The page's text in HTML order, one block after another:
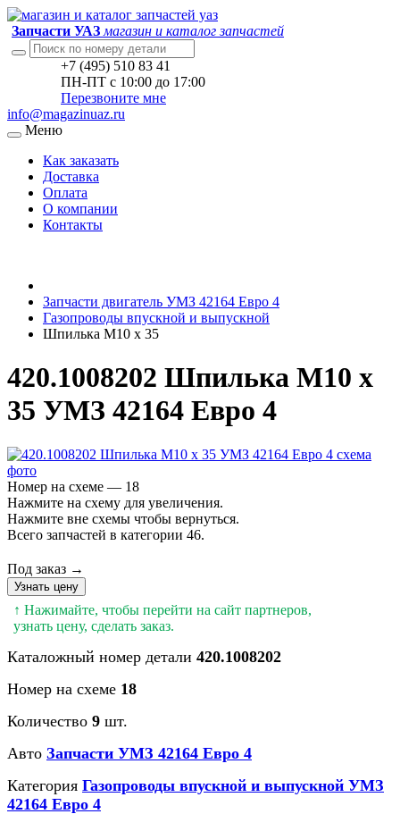
Запчасти УАЗ магазин и каталог запчастей
+7 (495) 510 83 41
ПН-ПТ с 10:00 до 17:00
Перезвоните мне
info@magazinuaz.ru
Меню
Как заказать
Доставка
Оплата
О компании
Контакты
Запчасти двигатель УМЗ 42164 Евро 4
Газопроводы впускной и выпускной
Шпилька М10 х 35
420.1008202 Шпилька М10 х
35 УМЗ 42164 Евро 4
Номер на схеме — 18
Нажмите на схему для увеличения.
Нажмите вне схемы чтобы вернуться.
Всего запчастей в категории 46.
Под заказ →
Узнать цену
↑ Нажимайте, чтобы перейти на сайт партнеров,
узнать цену, сделать заказ.
Каталожный номер детали 420.1008202
Номер на схеме 18
Количество 9 шт.
Авто Запчасти УМЗ 42164 Евро 4
Категория Газопроводы впускной и выпускной УМЗ
42164 Евро 4